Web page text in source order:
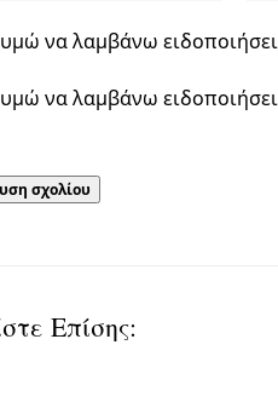
να λαμβάνω
να λαμβάνω
Επίσης: